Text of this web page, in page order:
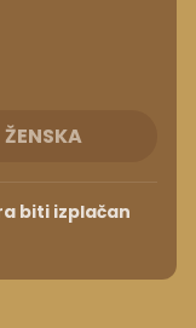
ŽENSKA
biti izplačan